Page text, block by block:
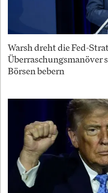
Warsh dreht die Fed-
Überraschungsmanöver
Börsen bebern